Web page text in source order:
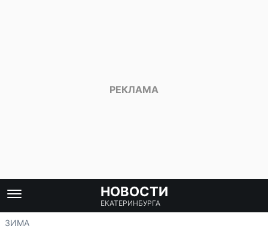
НОВОСТИ
ЕКАТЕРИНБУРГА
ЗИМА